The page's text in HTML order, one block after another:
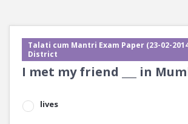
Talati cum Mantri Exam Paper (23-02-
District
I met my friend ___ in
lives